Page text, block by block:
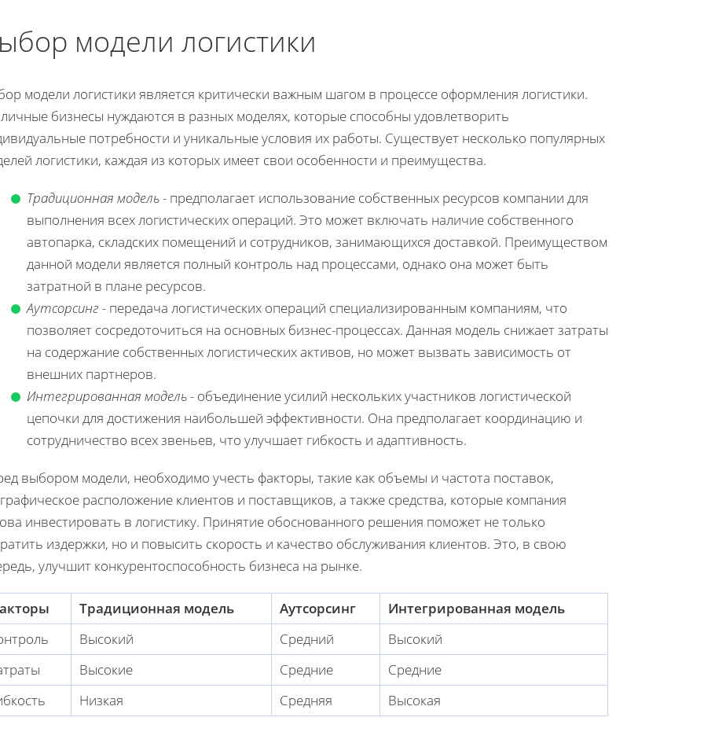
модели логистики
модели логистики является критически важным шагом в процессе оформления логистики.
бизнесы нуждаются в разных моделях, которые способны удовлетворить
потребности и уникальные условия их работы. Существует несколько популярных
логистики, каждая из которых имеет свои особенности и преимущества.
Традиционная модель- предполагает использование собственных ресурсов компании для
выполнения всех логистических операций. Это может включать наличие собственного
автопарка, складских помещений и сотрудников, занимающихся доставкой. Преимуществом
данной модели является полный контроль над процессами, однако она может быть
затратной в плане ресурсов.
Аутсорсинг - передача логистических операций специализированным компаниям, что
позволяет сосредоточиться на основных бизнес-процессах. Данная модель снижает затраты
на содержание собственных логистических активов, но может вызвать зависимость от
внешних партнеров.
Интегрированная модель- объединение усилий нескольких участников логистической
цепочки для достижения наибольшей эффективности. Она предполагает координацию и
сотрудничество всех звеньев, что улучшает гибкость и адаптивность.
выбором модели, необходимо учесть факторы, такие как объемы и частота поставок,
расположение клиентов и поставщиков, а также средства, которые компания
инвестировать в логистику. Принятие обоснованного решения поможет не только
издержки, но и повысить скорость и качество обслуживания клиентов. Это, в свою
улучшит конкурентоспособность бизнеса на рынке.
Традиционная модель Аутсорсинг
Интегрированная модель
Высокий Средний
Высокий
Высокие Средние
Средние
Низкая Средняя Высокая